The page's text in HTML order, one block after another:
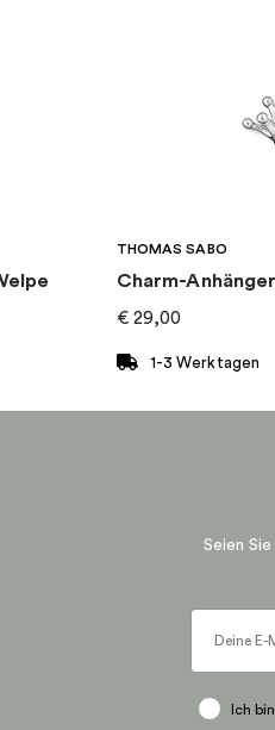
THOMAS SABO
Charm-
€ 29,00
1-3 Werktagen
Seien
Ich